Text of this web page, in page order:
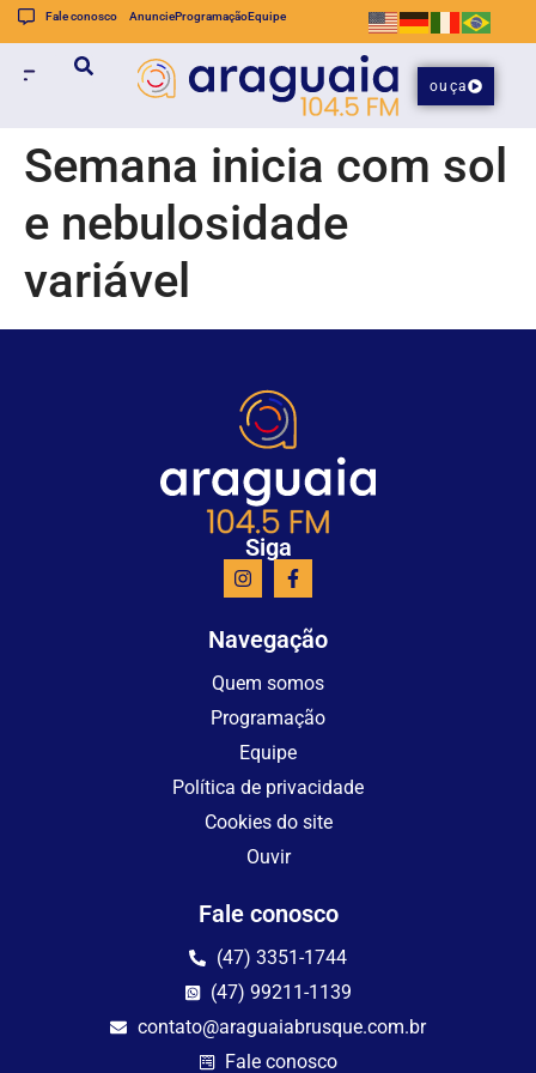
Fale conosco AnuncieProgramaçãoEquipe
ouça
Semana inicia com sol
e nebulosidade
variável
Siga
Navegação
Quem somos
Programação
Equipe
Política de privacidade
Cookies do site
Ouvir
Fale conosco
(47) 3351-1744
(47) 99211-1139
contato@araguaiabrusque.com.br
Fale conosco